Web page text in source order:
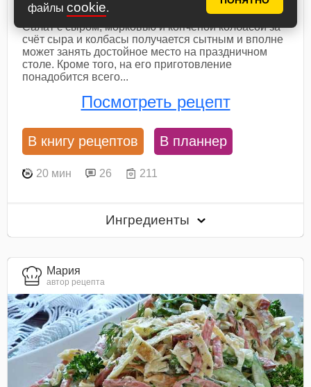
файлы cookie.
Салат с сыром, морковью и копченой колбасой за
счёт сыра и колбасы получается сытным и вполне
может занять достойное место на праздничном
столе. Кроме того, на его приготовление
понадобится всего...
Посмотреть рецепт
В книгу рецептов В планнер
20 мин 26 211
Ингредиенты
Мария
автор рецепта